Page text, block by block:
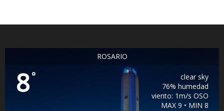
ROSARIO
8°
clear sky
76% humedad
viento: 1m/s OSO
MAX 9 • MIN 8